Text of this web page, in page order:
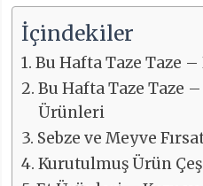
İçindekiler
Bu Hafta Taze Taze
Bu Hafta Taze Taze
Ürünleri
Sebze ve Meyve
Kurutulmuş Ürün